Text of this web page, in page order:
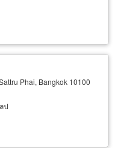
Phai, Bangkok 10100
ป